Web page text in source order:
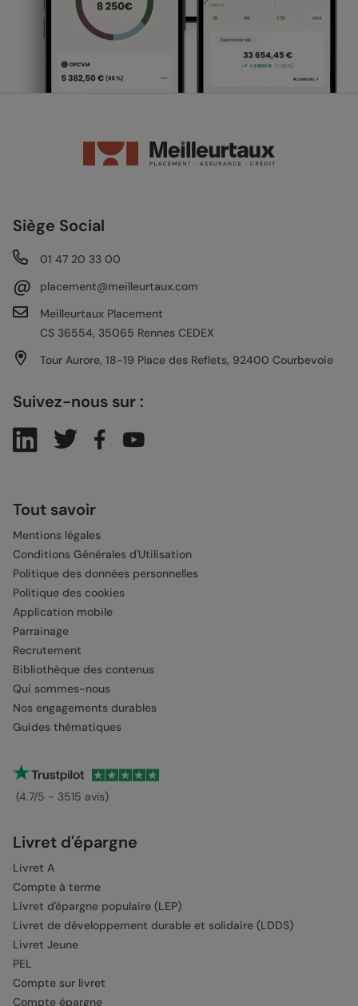
Siège Social
01 47 20 33 00
@
placement@meilleurtaux.com
Meilleurtaux Placement
CS 36554, 35065 Rennes CEDEX
Tour Aurore, 18-19 Place des Reflets, 92400 Courbevoie
Suivez-nous sur :
Tout savoir
Mentions légales
Conditions Générales d'Utilisation
Politique des données personnelles
Politique des cookies
Application mobile
Parrainage
Recrutement
Bibliothèque des contenus
Qui sommes-nous
Nos engagements durables
Guides thématiques
(4.7/5 - 3515 avis)
Livret d'épargne
Livret A
Compte à terme
Livret d'épargne populaire (LEP)
Livret de développement durable et solidaire (LDDS)
Livret Jeune
PEL
Compte sur livret
Compte épargne